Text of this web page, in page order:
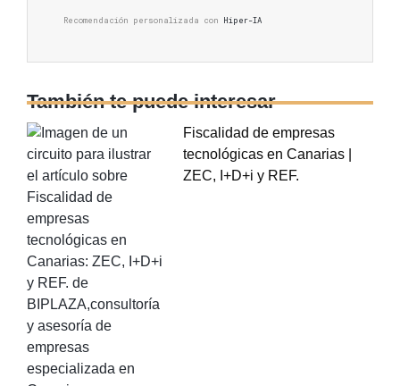
Recomendación personalizada con Hiper-IA
También te puede interesar
Fiscalidad de empresas
tecnológicas en Canarias |
ZEC, I+D+i y REF.